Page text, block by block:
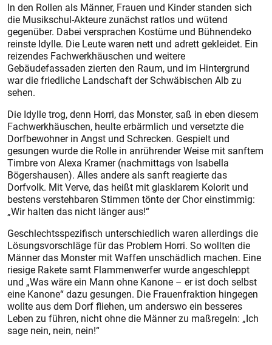
In den Rollen als Männer, Frauen und Kinder standen sich
die Musikschul-Akteure zunächst ratlos und wütend
gegenüber. Dabei versprachen Kostüme und Bühnendeko
reinste Idylle. Die Leute waren nett und adrett gekleidet. Ein
reizendes Fachwerkhäuschen und weitere
Gebäudefassaden zierten den Raum, und im Hintergrund
war die friedliche Landschaft der Schwäbischen Alb zu
sehen.
Die Idylle trog, denn Horri, das Monster, saß in eben diesem
Fachwerkhäuschen, heulte erbärmlich und versetzte die
Dorfbewohner in Angst und Schrecken. Gespielt und
gesungen wurde die Rolle in anrührender Weise mit sanftem
Timbre von Alexa Kramer (nachmittags von Isabella
Bögershausen). Alles andere als sanft reagierte das
Dorfvolk. Mit Verve, das heißt mit glasklarem Kolorit und
bestens verstehbaren Stimmen tönte der Chor einstimmig:
„Wir halten das nicht länger aus!“
Geschlechtsspezifisch unterschiedlich waren allerdings die
Lösungsvorschläge für das Problem Horri. So wollten die
Männer das Monster mit Waffen unschädlich machen. Eine
riesige Rakete samt Flammenwerfer wurde angeschleppt
und „Was wäre ein Mann ohne Kanone – er ist doch selbst
eine Kanone“ dazu gesungen. Die Frauenfraktion hingegen
wollte aus dem Dorf fliehen, um anderswo ein besseres
Leben zu führen, nicht ohne die Männer zu maßregeln: „Ich
sage nein, nein, nein!“